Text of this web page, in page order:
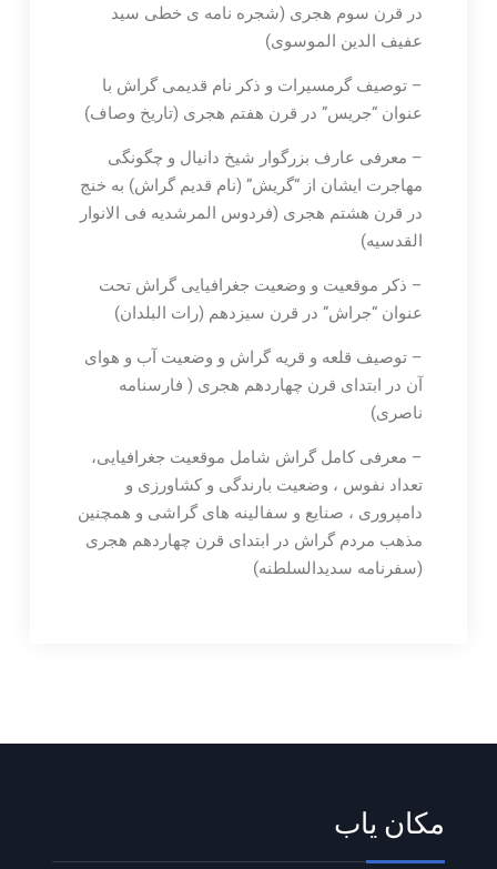
در قرن سوم هجری (شجره نامه ی خطی سید
عفیف الدین الموسوی)
– توصیف گرمسیرات و ذکر نام قدیمی گراش با
عنوان “جریس” در قرن هفتم هجری (تاریخ وصاف)
– معرفی عارف بزرگوار شیخ دانیال و چگونگی
مهاجرت ایشان از “گریش” (نام قدیم گراش) به خنج
در قرن هشتم هجری (فردوس المرشدیه فی الانوار
القدسیه)
– ذکر موقعیت و وضعیت جغرافیایی گراش تحت
عنوان “جراش” در قرن سیزدهم (رات البلدان)
– توصیف قلعه و قریه گراش و وضعیت آب و هوای
آن در ابتدای قرن چهاردهم هجری ( فارسنامه
ناصری)
– معرفی کامل گراش شامل موقعیت جغرافیایی،
تعداد نفوس ، وضعیت بارندگی و کشاورزی و
دامپروری ، صنایع و سفالینه های گراشی و همچنین
مذهب مردم گراش در ابتدای قرن چهاردهم هجری
(سفرنامه سدیدالسلطنه)
مکان یاب